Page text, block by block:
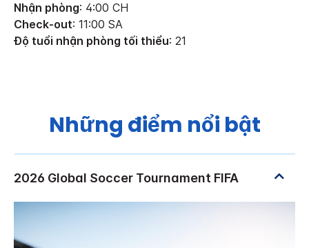
Nhận phòng: 4:00 CH
Check-out: 11:00 SA
Độ tuổi nhận phòng tối thiểu: 21
Những điểm nổi bật